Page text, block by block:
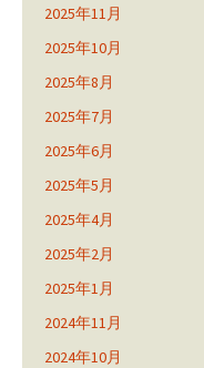
2025年11月
2025年10月
2025年8月
2025年7月
2025年6月
2025年5月
2025年4月
2025年2月
2025年1月
2024年11月
2024年10月